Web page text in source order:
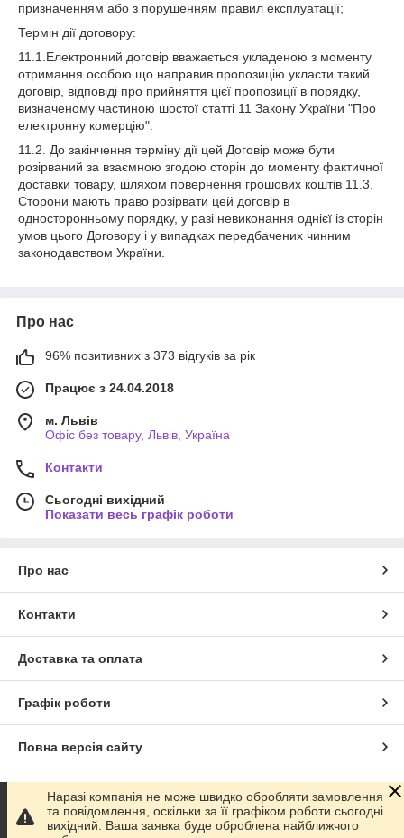
призначенням або з порушенням правил експлуатації;
Термін дії договору:
11.1.Електронний договір вважається укладеною з моменту
отримання особою що направив пропозицію укласти такий
договір, відповіді про прийняття цієї пропозиції в порядку,
визначеному частиною шостої статті 11 Закону України "Про
електронну комерцію".
11.2. До закінчення терміну дії цей Договір може бути
розірваний за взаємною згодою сторін до моменту фактичної
доставки товару, шляхом повернення грошових коштів 11.3.
Сторони мають право розірвати цей договір в
односторонньому порядку, у разі невиконання однієї із сторін
умов цього Договору і у випадках передбачених чинним
законодавством України.
Про нас
96% позитивних з 373 відгуків за рік
Працює з 24.04.2018
м. Львів
Офіс без товару, Львів, Україна
Контакти
Сьогодні вихідний
Показати весь графік роботи
Про нас
Контакти
Доставка та оплата
Графік роботи
Повна версія сайту
Сайт створено на маркетплейсі Prom.ua
Наразі компанія не може швидко обробляти замовлення
та повідомлення, оскільки за її графіком роботи сьогодні
вихідний. Ваша заявка буде оброблена найближчого